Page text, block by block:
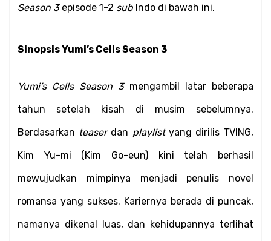
Season 3 episode 1-2 sub Indo di bawah ini.
Sinopsis Yumi’s Cells Season 3
Yumi’s Cells Season 3 mengambil latar beberapa
tahun setelah kisah di musim sebelumnya.
Berdasarkan teaser dan playlist yang dirilis TVING,
Kim Yu-mi (Kim Go-eun) kini telah berhasil
mewujudkan mimpinya menjadi penulis novel
romansa yang sukses. Kariernya berada di puncak,
namanya dikenal luas, dan kehidupannya terlihat